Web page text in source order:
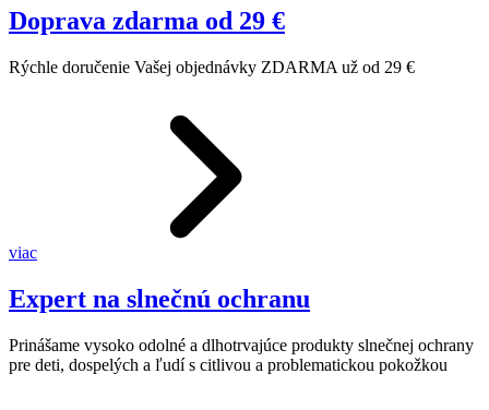
Doprava zdarma od 29 €
Rýchle doručenie Vašej objednávky ZDARMA už od 29 €
viac
Expert na slnečnú ochranu
Prinášame vysoko odolné a dlhotrvajúce produkty slnečnej ochrany
pre deti, dospelých a ľudí s citlivou a problematickou pokožkou